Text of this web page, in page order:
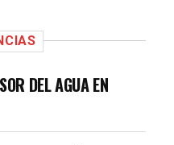
DEL AGUA EN